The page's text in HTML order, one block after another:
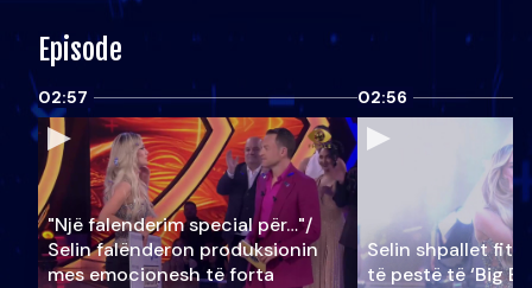
Episode
02:57
"Një falenderim special për…"/
Selin falënderon produksionin
mes emocionesh të forta
02:56
Selin shpallet
të pestë të ‘Big